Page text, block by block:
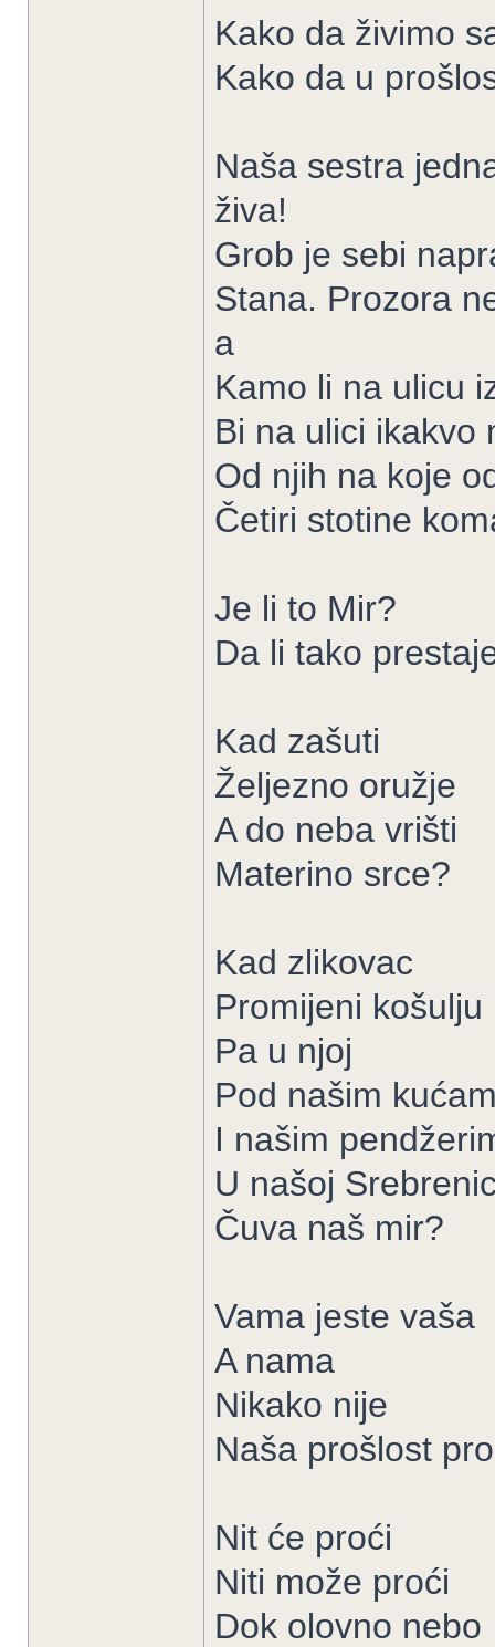
Kako da živimo
Kako da u
Naša sestra
živa!
Grob je sebi
Stana. Prozora
a
Kamo li na ulicu
Bi na ulici ikakvo
Od njih na koje
Četiri stotine
Je li to Mir?
Da li tako
Kad zašuti
Željezno oružje
A do neba vrišti
Materino srce?
Kad zlikovac
Promijeni košulju
Pa u njoj
Pod našim
I našim
U našoj
Čuva naš mir?
Vama jeste vaša
A nama
Nikako nije
Naša prošlost
Nit će proći
Niti može proći
Dok olovno nebo